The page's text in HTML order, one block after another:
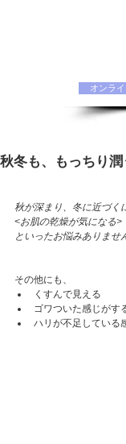
オンラ
秋冬も、もっちり
秋が深まり、冬に近づく
<お肌の乾燥が気になる>
といったお悩みありませ
その他にも、
くすんで見える
ゴワついた感じがす
ハリが不足している